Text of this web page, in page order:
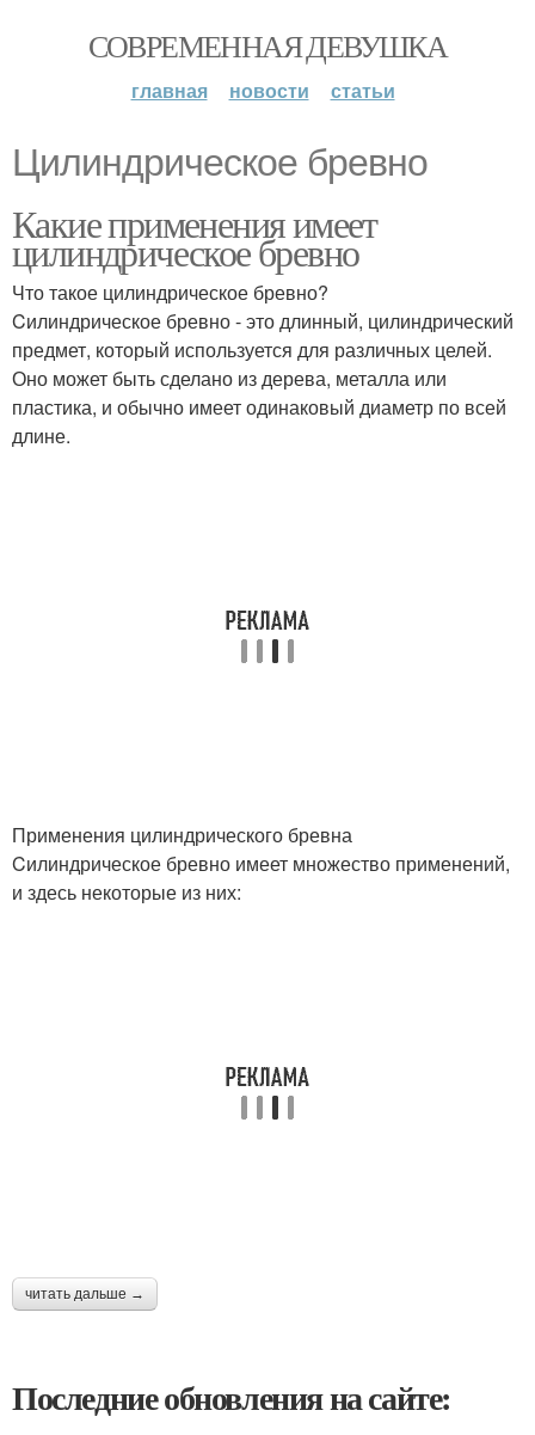
СОВРЕМЕННАЯ ДЕВУШКА
главная новости статьи
Цилиндрическое бревно
Какие применения имеет
цилиндрическое бревно
Что такое цилиндрическое бревно?
Cилиндрическое бревно - это длинный, цилиндрический
предмет, который используется для различных целей.
Оно может быть сделано из дерева, металла или
пластика, и обычно имеет одинаковый диаметр по всей
длине.
Применения цилиндрического бревна
Cилиндрическое бревно имеет множество применений,
и здесь некоторые из них:
читать дальше →
Последние обновления на сайте: